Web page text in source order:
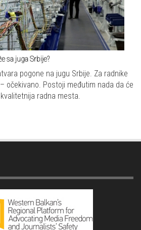
sa juga Srbije?
pogone na jugu Srbije. Za radnike
očekivano. Postoji međutim nada da će
radna mesta.